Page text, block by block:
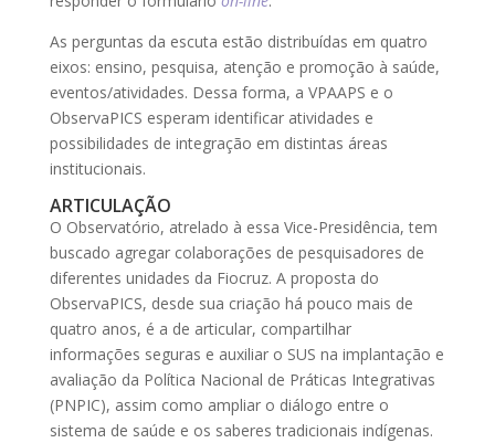
As perguntas da escuta estão distribuídas em quatro
eixos: ensino, pesquisa, atenção e promoção à saúde,
eventos/atividades. Dessa forma, a VPAAPS e o
ObservaPICS esperam identificar atividades e
possibilidades de integração em distintas áreas
institucionais.
ARTICULAÇÃO
O Observatório, atrelado à essa Vice-Presidência, tem
buscado agregar colaborações de pesquisadores de
diferentes unidades da Fiocruz. A proposta do
ObservaPICS, desde sua criação há pouco mais de
quatro anos, é a de articular, compartilhar
informações seguras e auxiliar o SUS na implantação e
avaliação da Política Nacional de Práticas Integrativas
(PNPIC), assim como ampliar o diálogo entre o
sistema de saúde e os saberes tradicionais indígenas.